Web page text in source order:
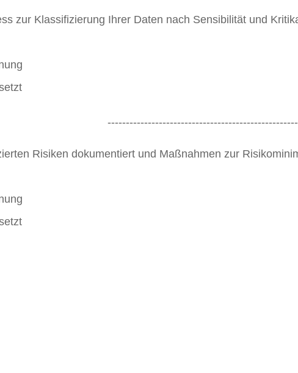
zur Klassifizierung Ihrer Daten nach Sensibilität und
Risiken dokumentiert und Maßnahmen zur